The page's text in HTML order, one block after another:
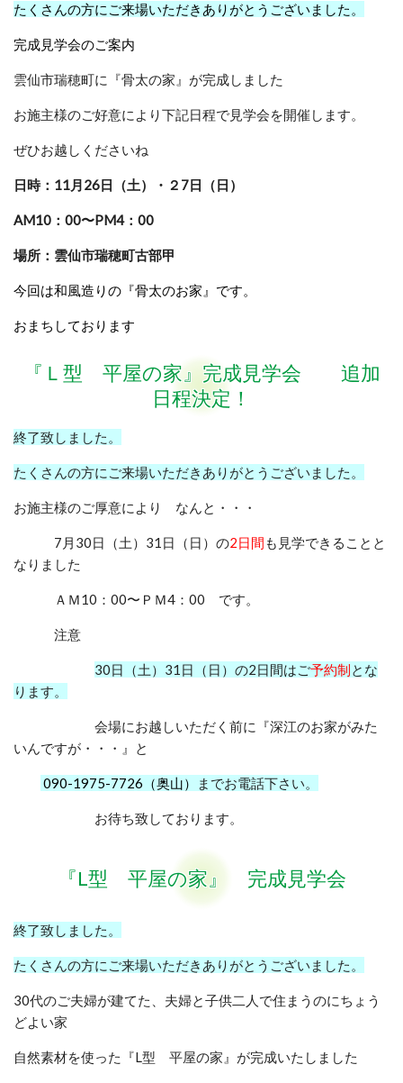
たくさんの方にご来場いただきありがとうございました。
完成見学会のご案内
雲仙市瑞穂町に『骨太の家』が完成しました
お施主様のご好意により下記日程で見学会を開催します。
ぜひお越しくださいね
日時：11月26日（土）・２7日（日）
AM10：00〜PM4：00
場所：雲仙市瑞穂町古部甲
今回は和風造りの『骨太のお家』です。
おまちしております
『Ｌ型 平屋の家』完成見学会 追加
日程決定！
終了致しました。
たくさんの方にご来場いただきありがとうございました。
お施主様のご厚意により なんと・・・
7月30日（土）31日（日）の2日間 も見学できることと
なりました
ＡＭ10：00〜ＰＭ4：00 です。
注意
30日（土）31日（日）の2日間はご予約制とな
ります。
会場にお越しいただく前に『深江のお家がみた
いんですが・・・』と
090-1975-7726（奥山） までお電話下さい。
お待ち致しております。
『L型 平屋の家』 完成見学会
終了致しました。
たくさんの方にご来場いただきありがとうございました。
30代のご夫婦が建てた、夫婦と子供二人で住まうのにちょう
どよい家
自然素材を使った『L型 平屋の家』が完成いたしました